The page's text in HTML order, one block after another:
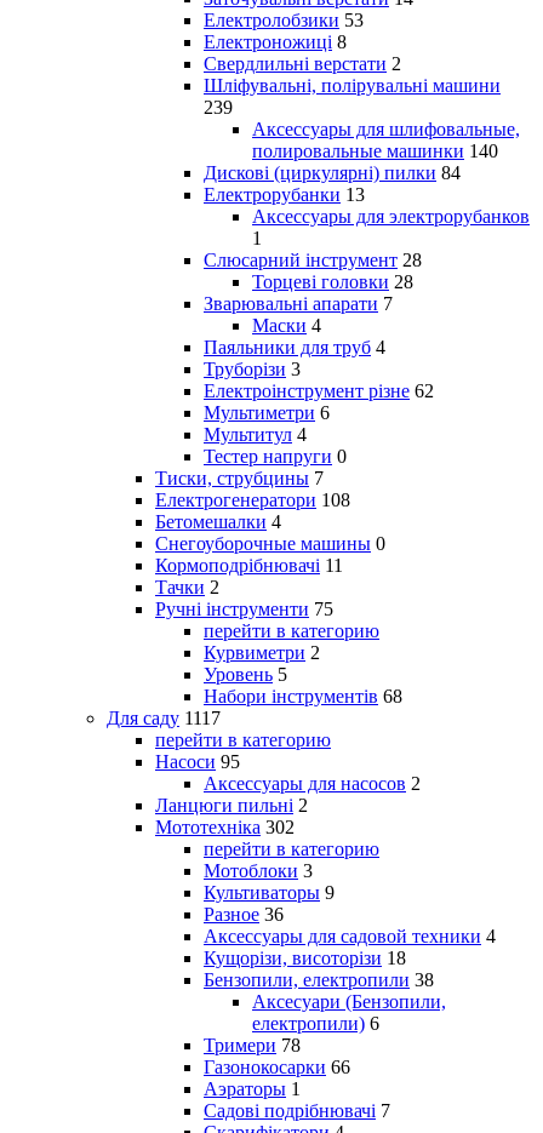
Електролобзики 53
Електроножиці 8
Свердлильні верстати 2
Шліфувальні, полірувальні машини
239
Аксессуары для шлифовальные,
полировальные машинки 140
Дискові (циркулярні) пилки 84
Електрорубанки 13
Аксессуары для электрорубанков
1
Слюсарний інструмент 28
Торцеві головки 28
Зварювальні апарати 7
Маски 4
Паяльники для труб 4
Труборізи 3
Електроінструмент різне 62
Мультиметри 6
Мультитул 4
Тестер напруги 0
Тиски, струбцины 7
Електрогенератори 108
Бетомешалки 4
Снегоуборочные машины 0
Кормоподрібнювачі 11
Тачки 2
Ручні інструменти 75
перейти в категорию
Курвиметри 2
Уровень 5
Набори інструментів 68
Для саду 1117
перейти в категорию
Насоси 95
Аксессуары для насосов 2
Ланцюги пильні 2
Мототехніка 302
перейти в категорию
Мотоблоки 3
Культиваторы 9
Разное 36
Аксессуары для садовой техники 4
Кущорізи, висоторізи 18
Бензопили, електропили 38
Аксесуари (Бензопили,
електропили) 6
Тримери 78
Газонокосарки 66
Аэраторы 1
Садові подрібнювачі 7